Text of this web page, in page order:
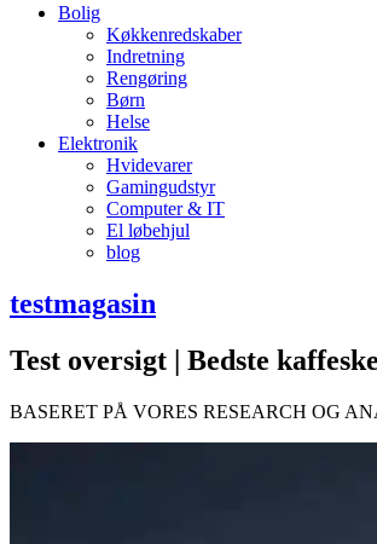
Bolig
Køkkenredskaber
Indretning
Rengøring
Børn
Helse
Elektronik
Hvidevarer
Gamingudstyr
Computer & IT
El løbehjul
blog
testmagasin
Test oversigt | Bedste
BASERET PÅ VORES RESEARCH OG